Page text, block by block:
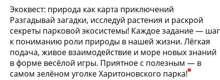
Экоквест: природа как карта приключений
Разгадывай загадки, исследуй растения и раскрой
секреты парковой экосистемы! Каждое задание — шаг
к пониманию роли природы в нашей жизни. Лёгкая
подача, живое взаимодействие и море новых знаний
в форме весёлой игры. Приятное с полезным — в
самом зелёном уголке Харитоновского парка!